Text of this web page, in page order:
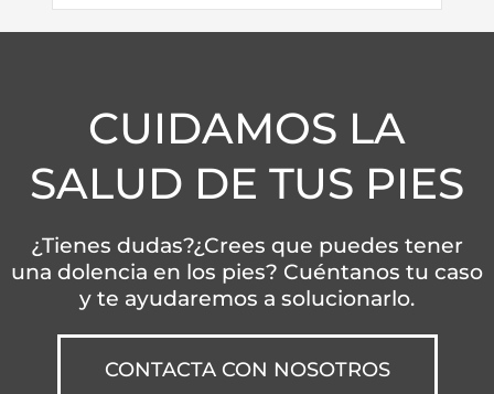
CUIDAMOS LA
SALUD DE TUS PIES
¿Tienes dudas?¿Crees que puedes tener
una dolencia en los pies? Cuéntanos tu caso
y te ayudaremos a solucionarlo.
CONTACTA CON NOSOTROS